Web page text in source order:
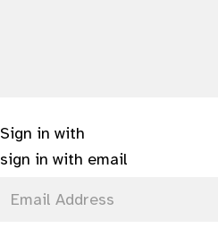
Sign in with
sign in with email